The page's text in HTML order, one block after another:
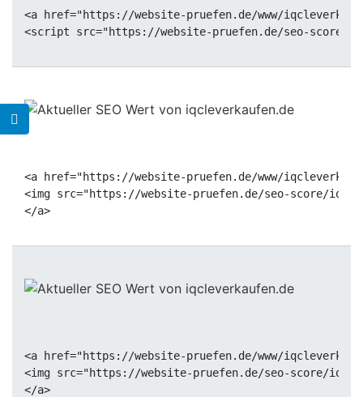
<a href="https://website-pruefen.de/www/
<a href="https://website-pruefen.de/www/
<img src="https://website-pruefen.de/seo-score/
<a href="https://website-pruefen.de/www/
<img src="https://website-pruefen.de/seo-score/